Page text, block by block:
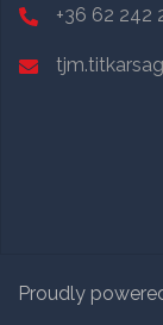
+36 62 242
Proudly